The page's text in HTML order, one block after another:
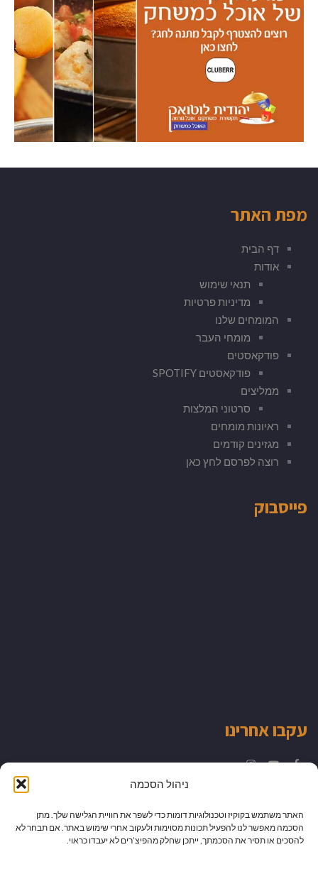
ניהול הסכמה
האתר משתמש בקוקיז וטכנולוגיות דומות כדי לשפר את חוויית הגלישה שלך. מתן
הסכמה מאפשר לנו להפעיל תכונות מסוימות ולעקוב אחרי שימוש באתר. אם תבחר לא
להסכים או תסיר את הסכמתך, ייתכן שחלק מהפיצ’רים לא יעבדו כראוי.
מפת האתר
דף הבית
אודות
תנאי שימוש
מדיניות פרטיות
המומחים שלנו
מומחי העבר
פודקאסטים
פודקאסטים SPOTIFY
ממליצים
סרטוני המלצות
ראיונות מומחים
מגזינים קודמים
רוצה לפרסם לחץ כאן
פייסבוק
עקבו אחרינו